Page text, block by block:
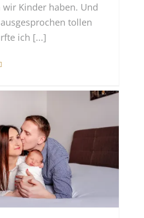
wir Kinder haben. Und
tollen
ich [...]